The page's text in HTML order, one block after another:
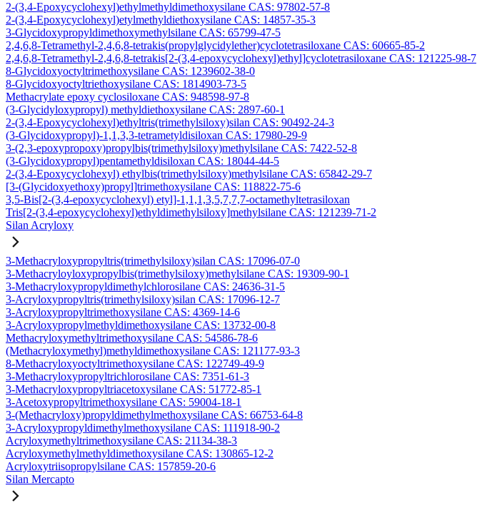
2-(3,4-Epoxycyclohexyl)ethylmethyldimethoxysilane CAS: 97802-57-8
2-(3,4-Epoxycyclohexyl)etylmethyldiethoxysilane CAS: 14857-35-3
3-Glycidoxypropyldimethoxymethylsilane CAS: 65799-47-5
2,4,6,8-Tetramethyl-2,4,6,8-tetrakis(propylglycidylether)cyclotetrasiloxane CAS: 60665-85-2
2,4,6,8-Tetramethyl-2,4,6,8-tetrakis[2-(3,4-epoxycyclohexyl)ethyl]cyclotetrasiloxane CAS: 121225-98-7
8-Glycidoxyoctyltrimethoxysilane CAS: 1239602-38-0
8-Glycidoxyoctyltriethoxysilane CAS: 1814903-73-5
Methacrylate epoxy cyclosiloxane CAS: 948598-97-8
(3-Glycidyloxypropyl) methyldiethoxysilane CAS: 2897-60-1
2-(3,4-Epoxycyclohexyl)ethyltris(trimethylsiloxy)silan CAS: 90492-24-3
(3-Glycidoxypropyl)-1,1,3,3-tetrametyldisiloxan CAS: 17980-29-9
3-(2,3-epoxypropoxy)propylbis(trimethylsiloxy)methylsilane CAS: 7422-52-8
(3-Glycidoxypropyl)pentamethyldisiloxan CAS: 18044-44-5
2-(3,4-Epoxycyclohexyl) ethylbis(trimethylsiloxy)methylsilane CAS: 65842-29-7
[3-(Glycidoxyethoxy)propyl]trimethoxysilane CAS: 118822-75-6
3,5-Bis[2-(3,4-epoxycyclohexyl) etyl]-1,1,1,3,5,7,7,7-octamethyltetrasiloxan
Tris[2-(3,4-epoxycyclohexyl)ethyldimethylsiloxy]methylsilane CAS: 121239-71-2
Silan Acryloxy
3-Methacryloxypropyltris(trimethylsiloxy)silan CAS: 17096-07-0
3-Methacryloyloxypropylbis(trimethylsiloxy)methylsilane CAS: 19309-90-1
3-Methacryloxypropyldimethylchlorosilane CAS: 24636-31-5
3-Acryloxypropyltris(trimethylsiloxy)silan CAS: 17096-12-7
3-Acryloxypropyltrimethoxysilane CAS: 4369-14-6
3-Acryloxypropylmethyldimethoxysilane CAS: 13732-00-8
Methacryloxymethyltrimethoxysilane CAS: 54586-78-6
(Methacryloxymethyl)methyldimethoxysilane CAS: 121177-93-3
8-Methacryloxyoctyltrimethoxysilane CAS: 122749-49-9
3-Methacryloxypropyltrichlorosilane CAS: 7351-61-3
3-Methacryloxypropyltriacetoxysilane CAS: 51772-85-1
3-Acetoxypropyltrimethoxysilane CAS: 59004-18-1
3-(Methacryloxy)propyldimethylmethoxysilane CAS: 66753-64-8
3-Acryloxypropyldimethylmethoxysilane CAS: 111918-90-2
Acryloxymethyltrimethoxysilane CAS: 21134-38-3
Acryloxymethylmethyldimethoxysilane CAS: 130865-12-2
Acryloxytriisopropylsilane CAS: 157859-20-6
Silan Mercapto